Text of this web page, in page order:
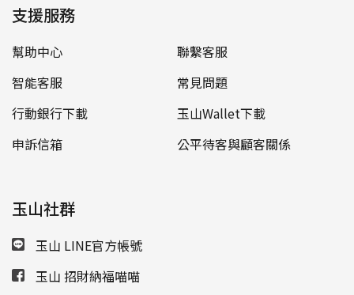
支援服務
幫助中心
聯繫客服
智能客服
常見問題
行動銀行下載
玉山Wallet下載
申訴信箱
公平待客與顧客關係
玉山社群
玉山 LINE官方帳號
玉山 招財納福喵喵